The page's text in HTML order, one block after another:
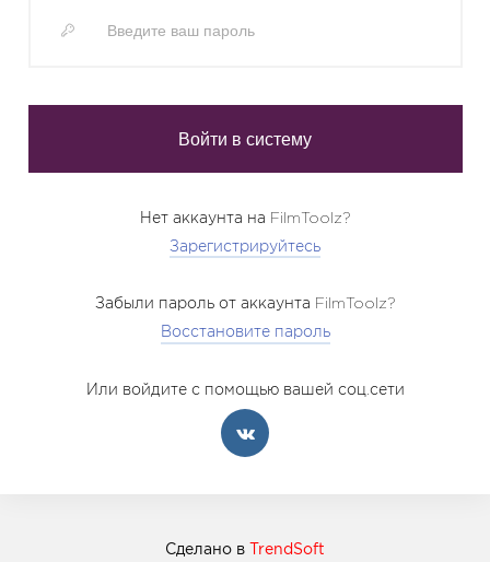
Нет аккаунта на FilmToolz?
Зарегистрируйтесь
Забыли пароль от аккаунта FilmToolz?
Восстановите пароль
Или войдите с помощью вашей соц.сети
Сделано в TrendSoft